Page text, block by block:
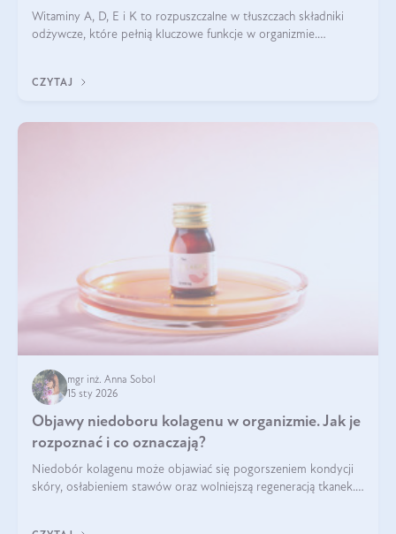
Witaminy A, D, E i K to rozpuszczalne w tłuszczach składniki
odżywcze, które pełnią kluczowe funkcje w organizmie.
CZYTAJ
mgr inż. Anna Sobol
15 sty 2026
Objawy niedoboru kolagenu w organizmie. Jak je
rozpoznać i co oznaczają?
Niedobór kolagenu może objawiać się pogorszeniem kondycji
skóry, osłabieniem stawów oraz wolniejszą regeneracją tkanek.